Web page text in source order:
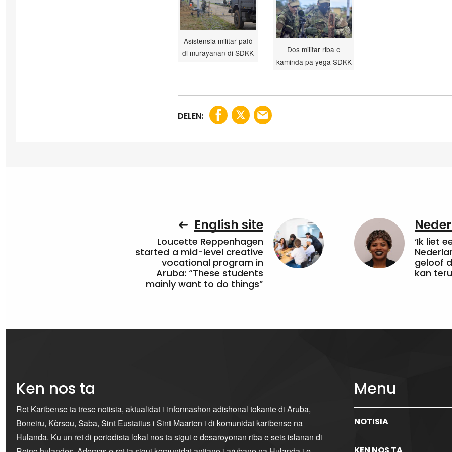
Asistensia militar pafó
di murayanan di SDKK
Dos militar riba e
kaminda pa yega SDKK
DELEN:
English site
Loucette Reppenhagen
started a mid-level creative
vocational program in
Aruba: “These students
mainly want to do things”
‘Ik liet
geloof
kan
Ken nos ta
Ret Karibense ta trese notisia, aktualidat i informashon adishonal tokante di Aruba,
Boneiru, Kòrsou, Saba, Sint Eustatius i Sint Maarten i di komunidat karibense na
Hulanda. Ku un ret di periodista lokal nos ta sigui e desaroyonan riba e seis islanan di
Menu
NOTISIA